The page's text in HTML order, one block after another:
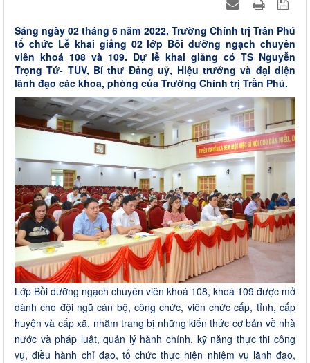
Sáng ngày 02 tháng 6 năm 2022, Trường Chính trị Trần Phú
tổ chức Lễ khai giảng 02 lớp Bồi dưỡng ngạch chuyên
viên khoá 108 và 109. Dự lễ khai giảng có TS Nguyễn
Trọng Tứ- TUV, Bí thư Đảng uỷ, Hiệu trưởng và đại diện
lãnh đạo các khoa, phòng của Trường Chính trị Trần Phú.
Lớp Bồi dưỡng ngạch chuyên viên khoá 108, khoá 109 được mở
dành cho đội ngũ cán bộ, công chức, viên chức cấp, tỉnh, cấp
huyện và cấp xã, nhằm trang bị những kiến thức cơ bản về nhà
nước và pháp luật, quản lý hành chính, kỹ năng thực thi công
vụ, điều hành chỉ đạo, tổ chức thực hiện nhiệm vụ lãnh đạo,